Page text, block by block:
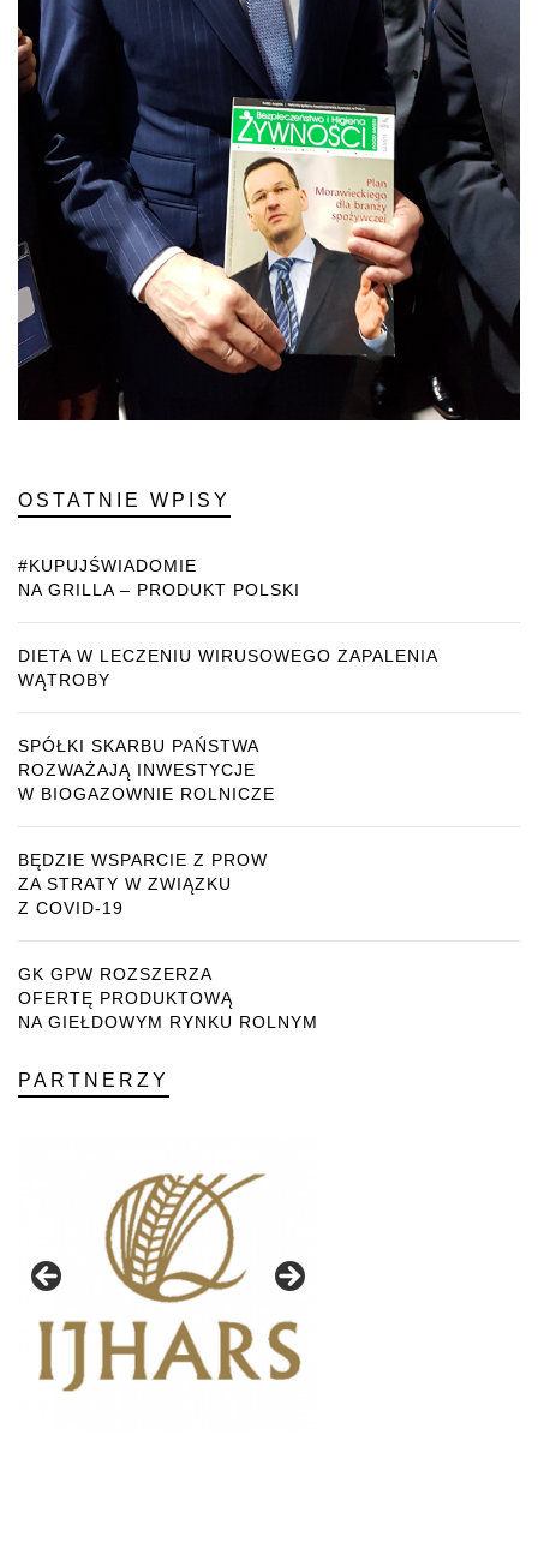
OSTATNIE WPISY
#KUPUJŚWIADOMIE
NA GRILLA – PRODUKT POLSKI
DIETA W LECZENIU WIRUSOWEGO ZAPALENIA
WĄTROBY
SPÓŁKI SKARBU PAŃSTWA
ROZWAŻAJĄ INWESTYCJE
W BIOGAZOWNIE ROLNICZE
BĘDZIE WSPARCIE Z PROW
ZA STRATY W ZWIĄZKU
Z COVID-19
GK GPW ROZSZERZA
OFERTĘ PRODUKTOWĄ
NA GIEŁDOWYM RYNKU ROLNYM
PARTNERZY